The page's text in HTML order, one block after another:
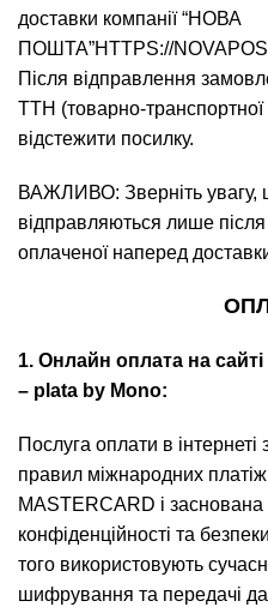
доставки компанії “НОВА
ПОШТА”HTTPS://
Після відправлення
ТТН (товарно-транспортної
відстежити посилку.
ВАЖЛИВО: Зверніть увагу,
відправляються лише
оплаченої наперед
1. Онлайн оплата на
– plata by Mono:
Послуга оплати в інтернеті
правил міжнародних
MASTERCARD і
конфіденційності та
того використовують
шифрування та передачі